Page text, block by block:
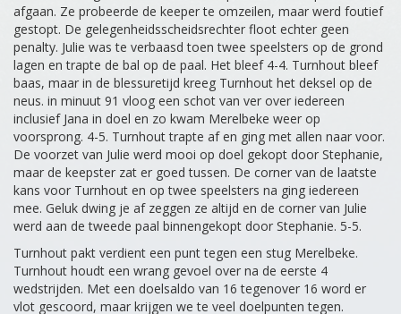
afgaan. Ze probeerde de keeper te omzeilen, maar werd foutief
gestopt. De gelegenheidsscheidsrechter floot echter geen
penalty. Julie was te verbaasd toen twee speelsters op de grond
lagen en trapte de bal op de paal. Het bleef 4-4. Turnhout bleef
baas, maar in de blessuretijd kreeg Turnhout het deksel op de
neus. in minuut 91 vloog een schot van ver over iedereen
inclusief Jana in doel en zo kwam Merelbeke weer op
voorsprong. 4-5. Turnhout trapte af en ging met allen naar voor.
De voorzet van Julie werd mooi op doel gekopt door Stephanie,
maar de keepster zat er goed tussen. De corner van de laatste
kans voor Turnhout en op twee speelsters na ging iedereen
mee. Geluk dwing je af zeggen ze altijd en de corner van Julie
werd aan de tweede paal binnengekopt door Stephanie. 5-5.
Turnhout pakt verdient een punt tegen een stug Merelbeke.
Turnhout houdt een wrang gevoel over na de eerste 4
wedstrijden. Met een doelsaldo van 16 tegenover 16 word er
vlot gescoord, maar krijgen we te veel doelpunten tegen.